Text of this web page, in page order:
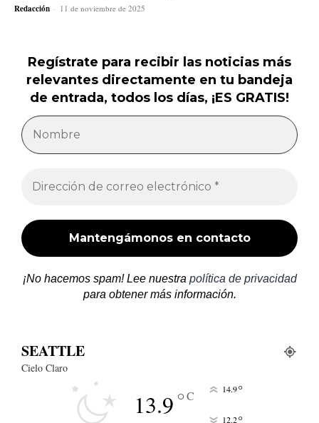
Redacción - 11 de noviembre de 2025
Regístrate para recibir las noticias más
relevantes directamente en tu bandeja
de entrada, todos los días, ¡ES GRATIS!
¡No hacemos spam! Lee nuestra política de privacidad
para obtener más información.
SEATTLE
Cielo Claro
13.9°C 14.9°
12.2